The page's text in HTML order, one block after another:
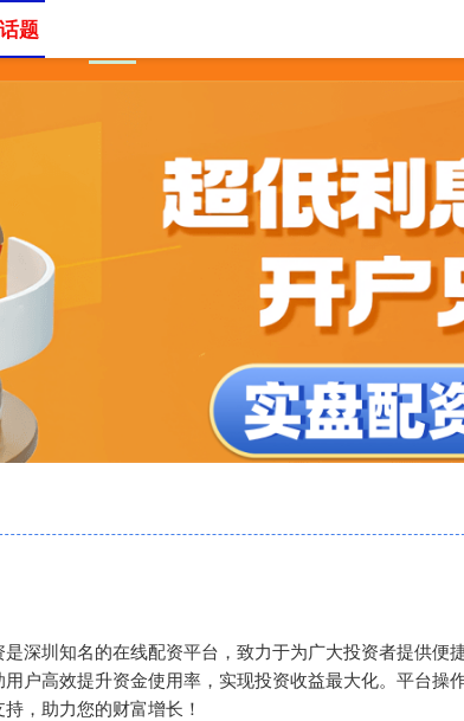
是深圳知名的在线配资平台，致力于为广大投资者提供
户高效提升资金使用率，实现投资收益最大化。平台
，助力您的财富增长！
题